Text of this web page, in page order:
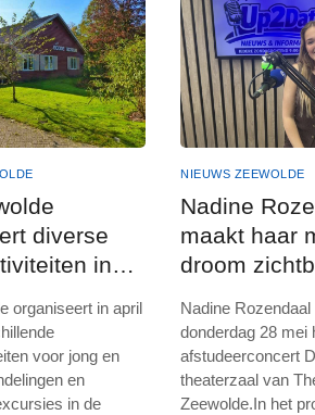
diverse
in
organiseert in april
voor jong en
en
in de
NIEUWS ZEEWOLDE
Nadine
maakt haar
droom
Nadine
donderdag 28 mei
afstudeerconcert
theaterzaal van
Zeewolde.In het